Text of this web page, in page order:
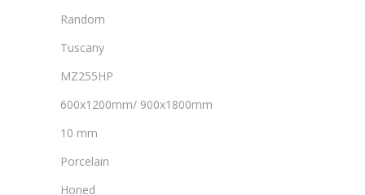
Random
Tuscany
MZ255HP
600x1200mm/ 900x1800mm
10 mm
Porcelain
Honed